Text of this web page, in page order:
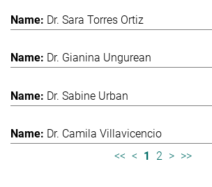
Dr. Sara Torres Ortiz
Dr. Gianina Ungurean
Dr. Sabine Urban
Dr. Camila Villavicencio
<< < 1 2 > >>